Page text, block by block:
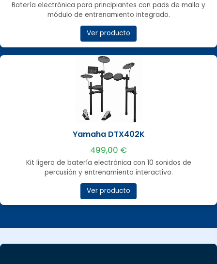
Batería electrónica para principiantes con pads de malla y
módulo de entrenamiento integrado.
Ver producto
Yamaha DTX402K
499,00 €
Kit ligero de batería electrónica con 10 sonidos de
percusión y entrenamiento interactivo.
Ver producto